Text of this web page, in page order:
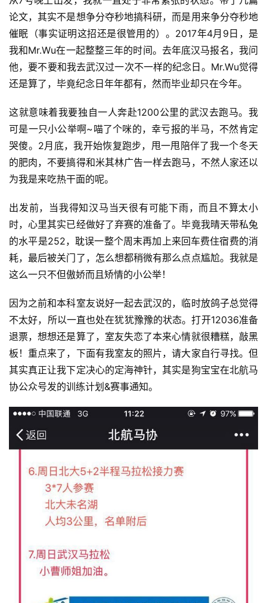
论文，其实不是想争分夺秒地搞科研，而是用来争分夺秒地
催眠（事实证明这招还是很管用的）。2017年4月9日，是
我和Mr.Wu在一起整整三年的时间。去年底汉马报名，我问
他，要不要和我去武汉过一次不一样的纪念日。Mr.Wu觉得
还是算了，毕竟纪念日年年都有，然而毕业却只在今年。
这就意味着我要独自一人奔赴1200公里的武汉去跑马。我
可是一只小公举啊~喵了个咪的，幸亏报的半马，不然肯定
哭傻。2月底，我开始恢复跑步，甩一甩陪伴了我一个冬天
的肥肉，不要搞得和米其林广告一样去跑马，不然人家还以
为我是来吃热干面的呢。
出发前，当我得知汉马当天很有可能下雨，而且不算太小
时，心里其实已经做好了弃赛的准备了。毕竟我晴天带私兔
的水平是252，耽误一整个周末再加上来回车费住宿费的消
耗，最后被关门了，怎么想都稍微有那么点点尴尬。我就是
这么一只不但傲娇而且矫情的小公举！
因为之前和本科室友说好一起去武汉的，临时放鸽子总觉得
不太好，所以一直也处在犹犹豫豫的状态。打开12036准备
退票，想想还是算了，室友失恋了本来心情就很糟糕，敲黑
板！重点来了，下面有我室友的照片，请大家自行寻找。但
其实真正让我下定决心的定海神针，其实是狗宝宝在北航马
协公众号发的训练计划&赛事通知。